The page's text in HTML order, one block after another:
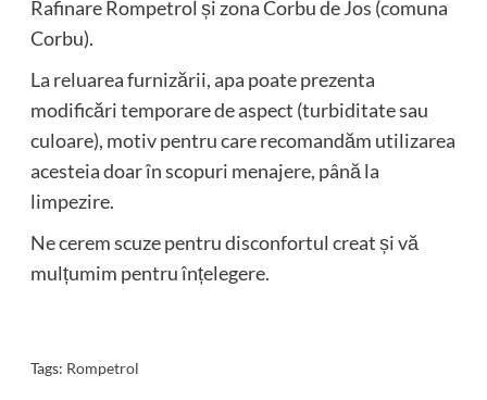
Rafinare Rompetrol și zona Corbu de Jos (comuna
Corbu).
La reluarea furnizării, apa poate prezenta
modificări temporare de aspect (turbiditate sau
culoare), motiv pentru care recomandăm utilizarea
acesteia doar în scopuri menajere, până la
limpezire.
Ne cerem scuze pentru disconfortul creat și vă
mulțumim pentru înțelegere.
Tags: Rompetrol